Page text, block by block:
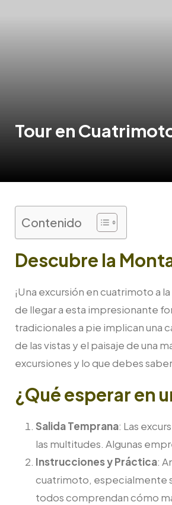
Tour en
Contenido
Descubre la
¡Una excursión en cuatrimoto a
de llegar a esta impresionante
tradicionales a pie implican una
de las vistas y el paisaje de una
excursiones y lo que debes
¿Qué esperar en
Salida Temprana: Las
las multitudes. Algunas
Instrucciones y Práctica:
cuatrimoto, especialmente
todos comprendan cómo